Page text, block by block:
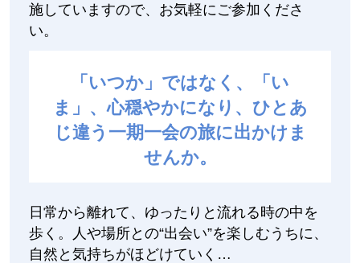
施していますので、お気軽にご参加くださ
い。
「いつか」ではなく、「い
ま」、心穏やかになり、ひとあ
じ違う一期一会の旅に出かけま
せんか。
日常から離れて、ゆったりと流れる時の中を
歩く。人や場所との“出会い”を楽しむうちに、
自然と気持ちがほどけていく…